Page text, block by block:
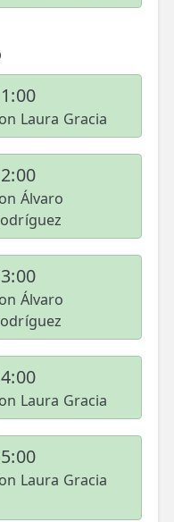
Laura Gracia
Álvaro
Álvaro
Laura Gracia
Laura Gracia